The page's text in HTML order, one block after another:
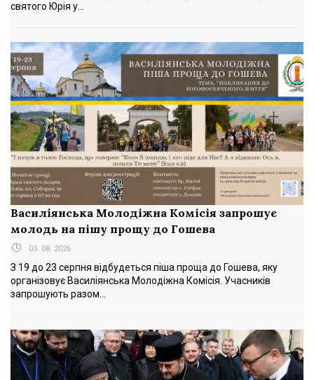
святого Юрія у...
Василіянська Молодіжна Комісія запрошує
молодь на пішу прощу до Гошева
03. 08. 2026
З 19 до 23 серпня відбудеться піша проща до Гошева, яку
організовує Василіянська Молодіжна Комісія. Учасників
запрошують разом...